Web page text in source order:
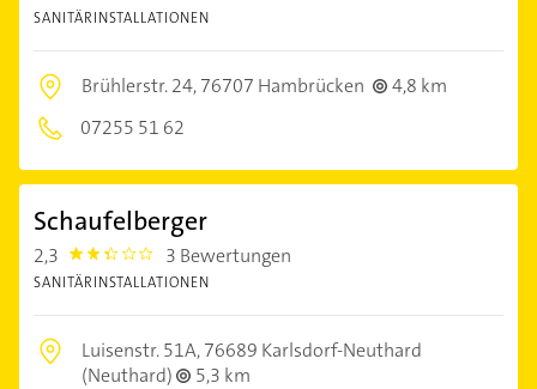
SANITÄRINSTALLATIONEN
Brühlerstr. 24,76707 Hambrücken
4,8 km
07255 51 62
Schaufelberger
2,3 2.3 3 Bewertungen
SANITÄRINSTALLATIONEN
Luisenstr. 51A,76689 Karlsdorf-Neuthard
(Neuthard)
5,3 km